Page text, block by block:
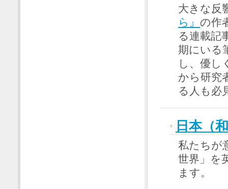
大きな反
ら』 の作
る連載記
期にいる
し、優し
から研究
る人も必
日本（
私たちが
世界」を
ます。